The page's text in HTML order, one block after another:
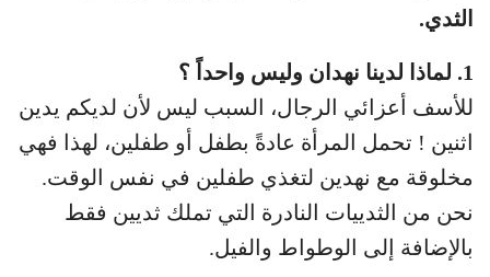
الثدي.
1. لماذا لدينا نهدان وليس واحداً ؟
للأسف أعزائي الرجال، السبب ليس لأن لديكم يدين
اثنين ! تحمل المرأة عادةً بطفل أو طفلين، لهذا فهي
مخلوقة مع نهدين لتغذي طفلين في نفس الوقت.
نحن من الثدييات النادرة التي تملك ثديين فقط
بالإضافة إلى الوطواط والفيل.